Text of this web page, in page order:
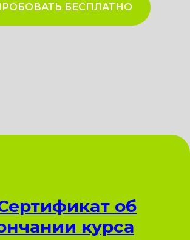
БЕСПЛАТНО
об
курса